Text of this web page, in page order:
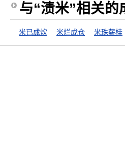
与“渍米”相关的
米已成炊 米烂成仓 米珠薪桂